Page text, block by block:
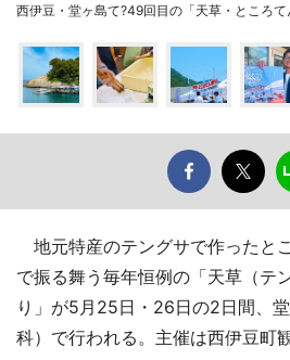
西伊豆・堂ヶ島て?49回目の「天草・ところて
地元特産のテングサで作ったと
で振る舞う毎年恒例の「天草（テ
り」が5月25日・26日の2日間、
科）で行われる。主催は西伊豆町